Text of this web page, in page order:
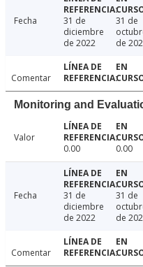
Fecha
31 de
diciembre
de 2022
31 de
de
Comentar
Monitoring and
Valor
0.00
0.00
Fecha
31 de
diciembre
de 2022
31 de
de
Comentar